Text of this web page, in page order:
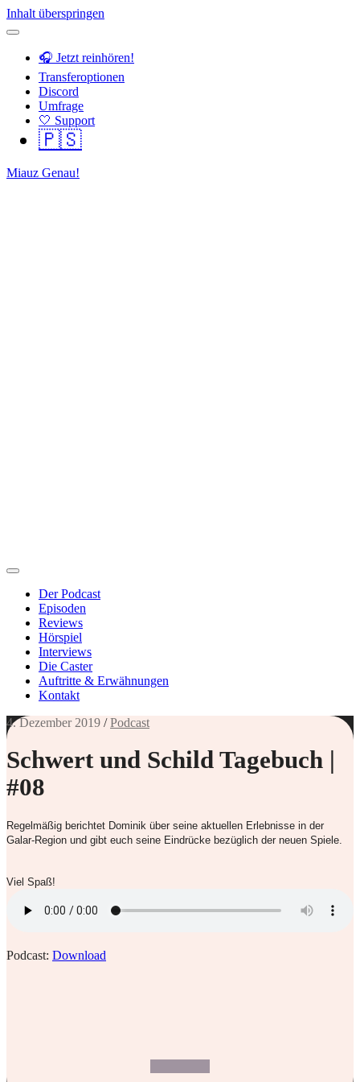
Inhalt überspringen
🎧 Jetzt reinhören!
Transferoptionen
Discord
Umfrage
🤍 Support
🇵🇸
Miauz Genau!
Der Podcast
Episoden
Reviews
Hörspiel
Interviews
Die Caster
Auftritte & Erwähnungen
Kontakt
4. Dezember 2019 /Podcast
Schwert und Schild Tagebuch |
#08
Regelmäßig berichtet Dominik über seine aktuellen Erlebnisse in der
Galar-Region und gibt euch seine Eindrücke bezüglich der neuen Spiele.
Viel Spaß!
Podcast: Download